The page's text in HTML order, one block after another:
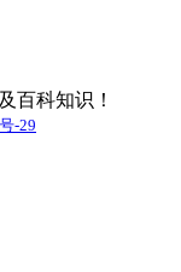
百科知识！
-29